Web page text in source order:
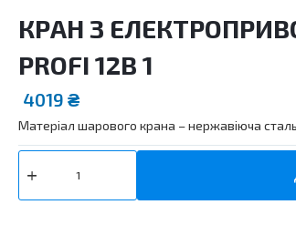
КРАН З
PROFI 12В 1
4019 ₴
Матеріал шарового крана – нержавіюча
КРАН
ЕЛЕКТРОПРИВОДОМ